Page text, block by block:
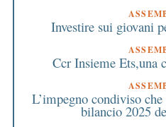
Investire sui giovani
Ccr Insieme Ets,una
L’impegno condiviso
bilancio 2025